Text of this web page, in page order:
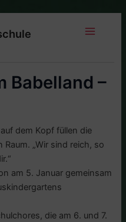
Babelland –
dem Kopf füllen die
„Wir sind reich, so
am 5. Januar gemeinsam
die am 6. und 7.